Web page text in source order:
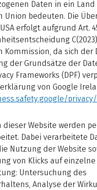
Daten in ein
Union bedeuten. Die
erfolgt aufgrund Art.
Kommission, da sich
der Grundsätze der
Frameworks (DPF)
von Google
privacy/
dieser Website werden
Dabei verarbeitete
Nutzung der Website
von Klicks auf einzelne
Untersuchung des
Analyse der